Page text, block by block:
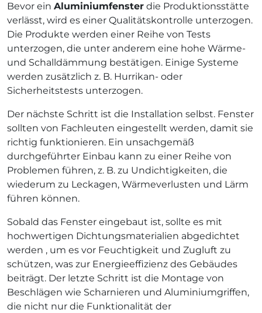
Bevor ein Aluminiumfenster die Produktionsstätte
verlässt, wird es einer Qualitätskontrolle unterzogen.
Die Produkte werden einer Reihe von Tests
unterzogen, die unter anderem eine hohe Wärme-
und Schalldämmung bestätigen. Einige Systeme
werden zusätzlich z. B. Hurrikan- oder
Sicherheitstests unterzogen.
Der nächste Schritt ist die Installation selbst. Fenster
sollten von Fachleuten eingestellt werden, damit sie
richtig funktionieren. Ein unsachgemäß
durchgeführter Einbau kann zu einer Reihe von
Problemen führen, z. B. zu Undichtigkeiten, die
wiederum zu Leckagen, Wärmeverlusten und Lärm
führen können.
Sobald das Fenster eingebaut ist, sollte es mit
hochwertigen Dichtungsmaterialien abgedichtet
werden , um es vor Feuchtigkeit und Zugluft zu
schützen, was zur Energieeffizienz des Gebäudes
beiträgt. Der letzte Schritt ist die Montage von
Beschlägen wie Scharnieren und Aluminiumgriffen,
die nicht nur die Funktionalität der